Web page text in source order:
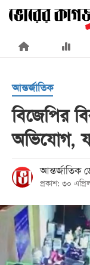
×
প্রচ্ছদ
জাতীয়
রাজনীতি
অর্থনীতি
আন্তর্জাতিক
সারাদেশ
আন্তর্জাতিক
বিজেপির
অভিযোগ,
আন্তর্জাতিক
প্রকাশ: ৩০